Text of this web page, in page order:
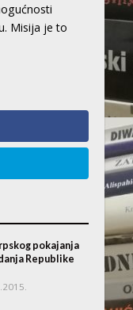
Misija je to
pokajanja
Republike